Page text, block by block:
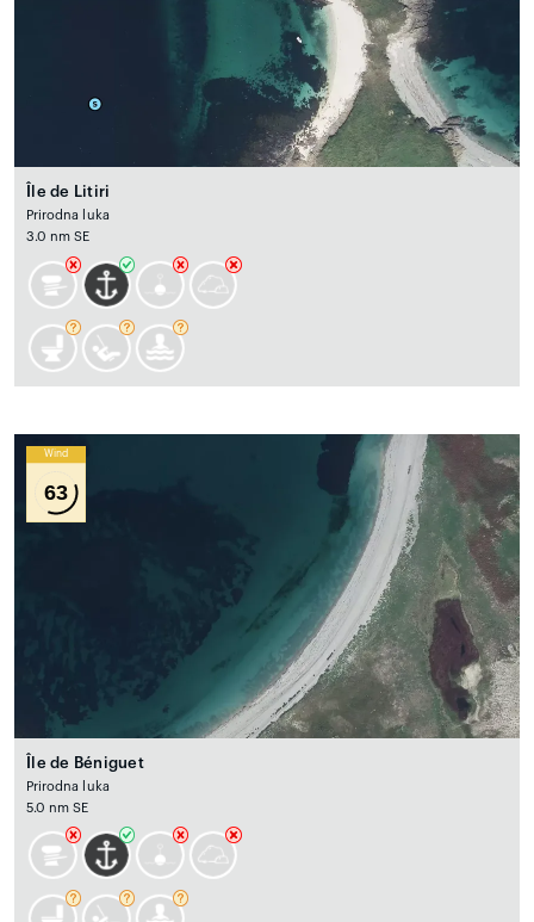
Île de Litiri
Prirodna luka
3.0 nm SE
Wind
63
Île de Béniguet
Prirodna luka
5.0 nm SE